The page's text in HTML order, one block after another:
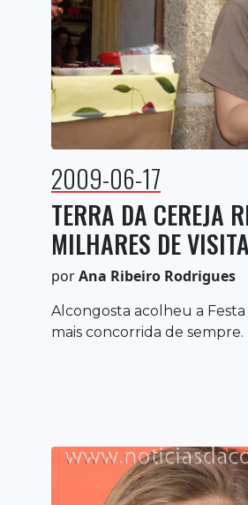
2009-06-17
TERRA DA CEREJA
MILHARES DE
porAna Ribeiro Rodrigues
Alcongosta acolheu a Festa
mais concorrida de sempre.